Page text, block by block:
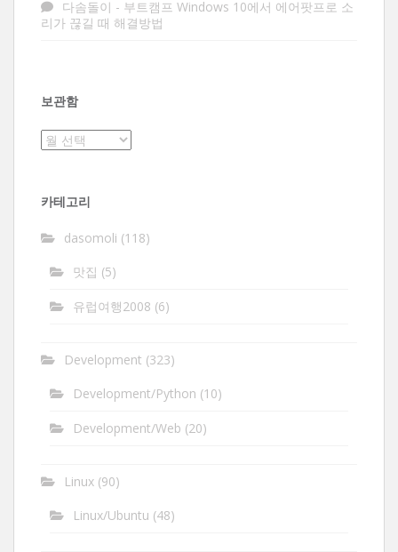
다솜돌이 - 부트캠프 Windows 10에서 에어팟프로 소
리가 끊길 때 해결방법
보관함
보
카테고리
dasomoli (118)
맛집 (5)
유럽여행2008 (6)
Development (323)
Development/Python (10)
Development/Web (20)
Linux (90)
Linux/Ubuntu (48)